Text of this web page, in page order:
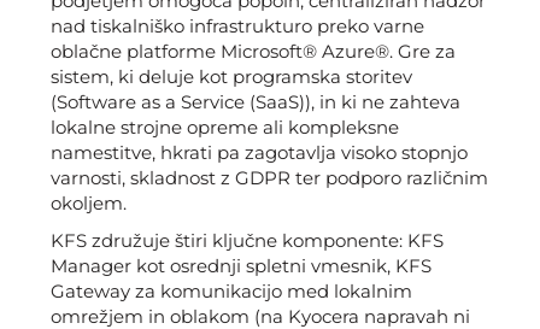
nad tiskalniško infrastrukturo preko varne
oblačne platforme Microsoft® Azure®. Gre za
sistem, ki deluje kot programska storitev
(Software as a Service (SaaS)), in ki ne zahteva
lokalne strojne opreme ali kompleksne
namestitve, hkrati pa zagotavlja visoko stopnjo
varnosti, skladnost z GDPR ter podporo različnim
okoljem.
KFS združuje štiri ključne komponente: KFS
Manager kot osrednji spletni vmesnik, KFS
Gateway za komunikacijo med lokalnim
omrežjem in oblakom (na Kyocera napravah ni